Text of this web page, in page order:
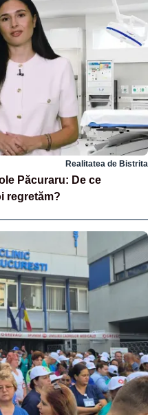
Realitatea de Bistrita
Păcuraru: De ce
regretăm?